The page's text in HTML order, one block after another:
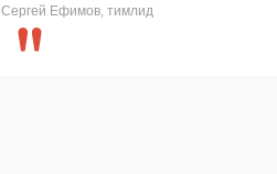
Сергей Ефимов, тимлид